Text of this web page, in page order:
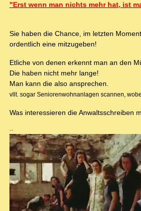
"Erst wenn man nichts mehr hat, ist
Sie haben die Chance, im letzten
ordentlich eine mitzugeben!
Etliche von denen erkennt man an den
Die haben nicht mehr lange!
Man kann die also ansprechen.
vllt. sogar Seniorenwohnanlagen scannen,
Was interessieren die Anwaltsschreiben
--